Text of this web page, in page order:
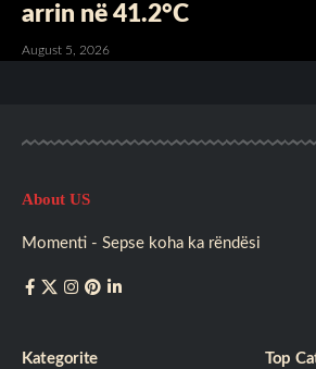
arrin në 41.2°C
August 5, 2026
About US
Momenti - Sepse koha ka rëndësi
Kategorite Top